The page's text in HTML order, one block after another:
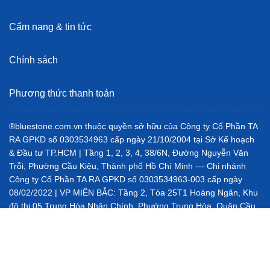
Cẩm nang & tin tức
Chính sách
Phương thức thanh toán
®bluestone.com.vn thuộc quyền sở hữu của Công ty Cổ Phần TA
RA GPKD số 0303534963 cấp ngày 21/10/2004 tại Sở Kế hoạch
& Đầu tư TP.HCM | Tầng 1, 2, 3, 4, 38/6N, Đường Nguyễn Văn
Trỗi, Phường Cầu Kiệu, Thành phố Hồ Chí Minh --- Chi nhánh
Công ty Cổ Phần TA RA GPKD số 0303534963-003 cấp ngày
08/02/2022 | VP MIỀN BẮC: Tầng 2, Tòa 25T1 Hoàng Ngân, Khu
đô thị 05 Trung Hòa Nhân Chính, Phường Trung Hòa, Quận Cầu